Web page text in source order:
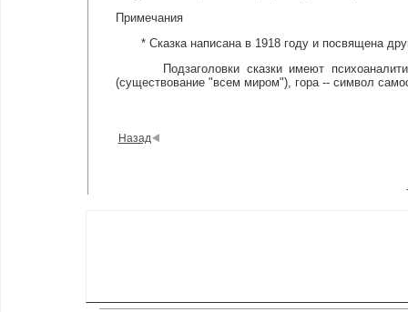
Примечания
* Сказка написана в 1918 году и посвящена
Подзаголовки сказки имеют
(существование "всем миром"), гора -- символ
Назад